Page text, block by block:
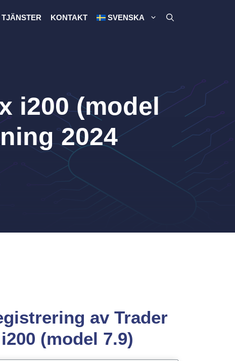
TJÄNSTER KONTAKT SVENSKA
i200 (model
2024
av Trader
(model 7.9)